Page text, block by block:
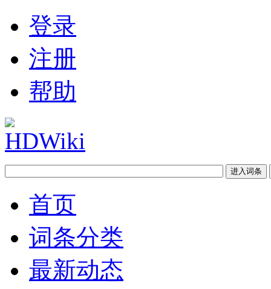
登录
注册
帮助
首页
词条分类
最新动态